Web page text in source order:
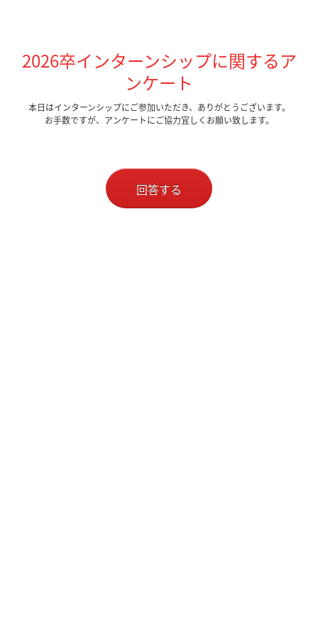
2026卒インターンシップに関するア
ンケート
本日はインターンシップにご参加いただき、ありがとうございます。
お手数ですが、アンケートにご協力宜しくお願い致します。
回答する